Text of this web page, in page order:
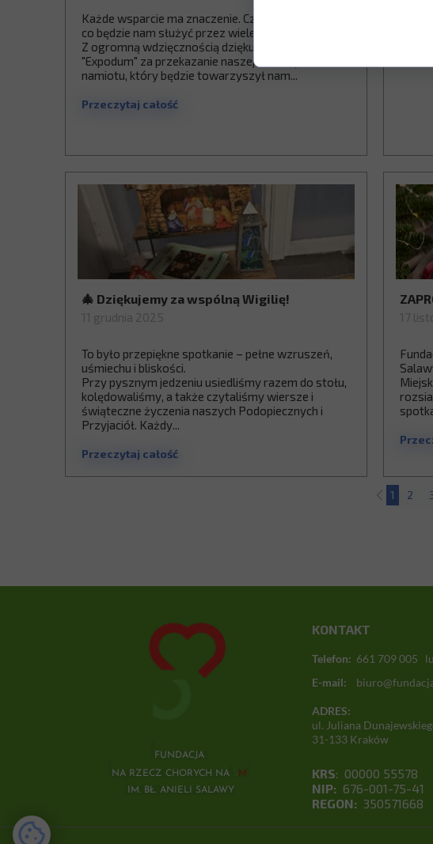
Każde wsparcie ma znaczenie. Czasem jest to coś,
co będzie nam służyć przez wiele lat.
Z ogromną wdzięcznością dziękujemy firmie
"Expodum" za przekazanie naszej Fundacji
namiotu, który będzie towarzyszył nam...
Przeczytaj całość
🎄 Dziękujemy za wspólną Wigilię!
11 grudnia 2025
To było przepiękne spotkanie – pełne wzruszeń,
uśmiechu i bliskości.
Przy pysznym jedzeniu usiedliśmy razem do stołu,
kolędowaliśmy, a także czytaliśmy wiersze i
świąteczne życzenia naszych Podopiecznych i
Przyjaciół. Każdy...
Przeczytaj całość
17
1 2
FUNDACJA
NA RZECZ CHORYCH NA
M
IM. BŁ. ANIELI SALAWY
KONTAKT
Telefon: 661 709 005
E-mail:
ADRES:
ul. Juliana
31-133 Kraków
KRS: 00000 55578
NIP: 676-001-75-41
REGON: 350571668